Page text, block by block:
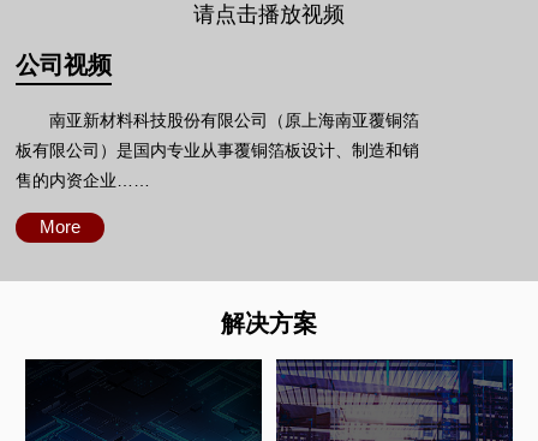
请点击播放视频
公司视频
南亚新材料科技股份有限公司（原上海南亚覆铜箔
板有限公司）是国内专业从事覆铜箔板设计、制造和销
售的内资企业……
More
解决方案